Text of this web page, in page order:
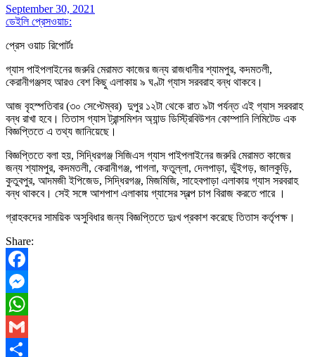
September 30, 2021
ডেইলি প্রেসওয়াচ:
প্রেস ওয়াচ রিপোর্টঃ
গ্যাস পাইপলাইনের জরুরি মেরামত কাজের জন্য রাজধানীর শ্যামপুর, কদমতলী,
কেরানীগঞ্জসহ আরও বেশ কিছু এলাকায় ৯ ঘণ্টা গ্যাস সরবরাহ বন্ধ থাকবে।
আজ বৃহস্পতিবার (৩০ সেপ্টেম্বর) দুপুর ১২টা থেকে রাত ৯টা পর্যন্ত এই গ্যাস সরবরাহ
বন্ধ রাখা হবে। তিতাস গ্যাস ট্রান্সমিশন অ্যান্ড ডিস্ট্রিবিউশন কোম্পানি লিমিটেড এক
বিজ্ঞপ্তিতে এ তথ্য জানিয়েছে।
বিজ্ঞপ্তিতে বলা হয়, সিদ্ধিরগঞ্জ সিজিএস গ্যাস পাইপলাইনের জরুরি মেরামত কাজের
জন্য শ্যামপুর, কদমতলী, কেরানীগঞ্জ, পাগলা, ফতুল্লা, দেলপাড়া, ভুঁইগড়, জালকুড়ি,
কুতুবপুর, আদমজী ইপিজেড, সিদ্ধিরগঞ্জ, মিজমিজি, সাহেবপাড়া এলাকায় গ্যাস সরবরাহ
বন্ধ থাকবে। সেই সঙ্গে আশপাশ এলাকায় গ্যাসের স্বল্প চাপ বিরাজ করতে পারে ।
গ্রাহকদের সাময়িক অসুবিধার জন্য বিজ্ঞপ্তিতে দুঃখ প্রকাশ করেছে তিতাস কর্তৃপক্ষ।
Share:
Facebook
Messenger
WhatsApp
Gmail